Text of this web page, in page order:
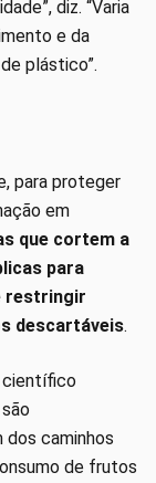
diz. “Varia
e da
plástico”.
para proteger
em
que cortem a
para
restringir
descartáveis.
científico
dos caminhos
de frutos